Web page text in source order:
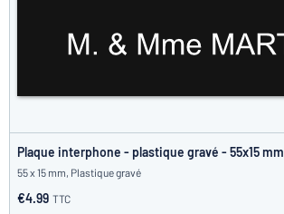
Plaque interphone - plastique gravé - 55x15 mm
55 x 15 mm, Plastique gravé
€4.99 TTC